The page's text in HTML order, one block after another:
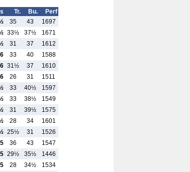
Tr. Bu.
Perf
35 43
1697
33½ 37½
1671
31 37
1612
6 33 40
1588
6 31½ 37
1610
6 26 31
1511
33 40½
1597
33 38½
1549
31 39½
1575
28 34
1601
25½ 31
1526
5 36 43
1547
5 29½ 35½
1446
5 28 34½
1534